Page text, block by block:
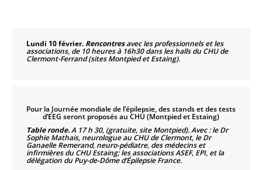
Lundi 10 février. Rencontresavec les professionnels et les
associations, de 10 heures à 16h30 dans les halls du CHU de
Clermont-Ferrand (sites Montpied et Estaing).
Pour la Journée mondiale de l’épilepsie, des stands et des tests
d’EEG seront proposés au CHU (Montpied et Estaing)
Table ronde.A 17 h 30, (gratuite, site Montpied). Avec : le Dr
Sophie Mathais, neurologue au CHU de Clermont, le Dr
Ganaelle Remerand, neuro-pédiatre, des médecins et
infirmières du CHU Estaing; les associations ASEF, EPI, et la
délégation du Puy-de-Dôme d’Épilepsie France.